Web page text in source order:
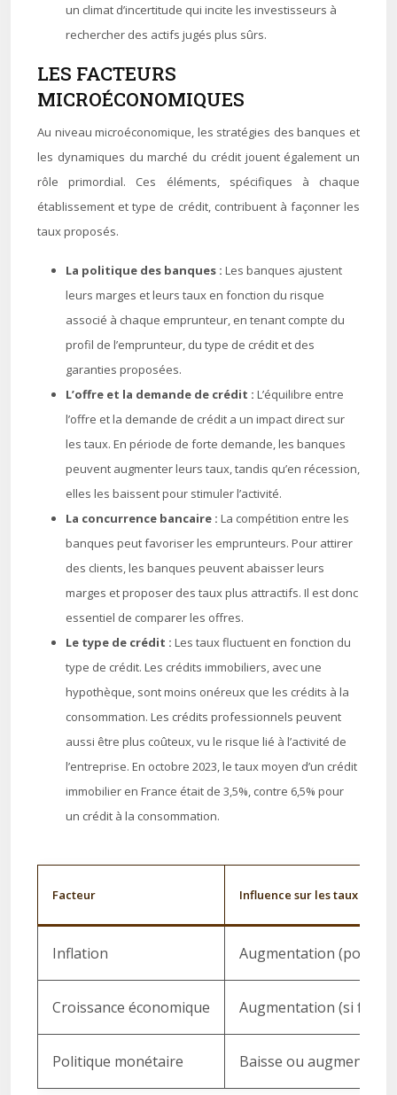
un climat d’incertitude qui incite les investisseurs à
rechercher des actifs jugés plus sûrs.
LES FACTEURS
MICROÉCONOMIQUES
Au niveau microéconomique, les stratégies des banques et
les dynamiques du marché du crédit jouent également un
rôle primordial. Ces éléments, spécifiques à chaque
établissement et type de crédit, contribuent à façonner les
taux proposés.
La politique des banques : Les banques ajustent
leurs marges et leurs taux en fonction du risque
associé à chaque emprunteur, en tenant compte du
profil de l’emprunteur, du type de crédit et des
garanties proposées.
L’offre et la demande de crédit : L’équilibre entre
l’offre et la demande de crédit a un impact direct sur
les taux. En période de forte demande, les banques
peuvent augmenter leurs taux, tandis qu’en récession,
elles les baissent pour stimuler l’activité.
La concurrence bancaire : La compétition entre les
banques peut favoriser les emprunteurs. Pour attirer
des clients, les banques peuvent abaisser leurs
marges et proposer des taux plus attractifs. Il est donc
essentiel de comparer les offres.
Le type de crédit : Les taux fluctuent en fonction du
type de crédit. Les crédits immobiliers, avec une
hypothèque, sont moins onéreux que les crédits à la
consommation. Les crédits professionnels peuvent
aussi être plus coûteux, vu le risque lié à l’activité de
l’entreprise. En octobre 2023, le taux moyen d’un crédit
immobilier en France était de 3,5%, contre 6,5% pour
un crédit à la consommation.
Facteur Influence sur les taux
Inflation Augmentation (pour la
Croissance économique Augmentation (si forte
Politique monétaire Baisse ou